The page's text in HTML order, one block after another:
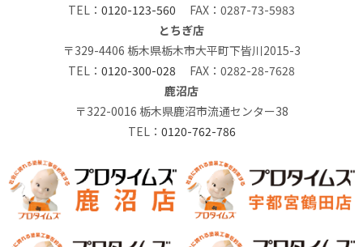
TEL： 0120-123-560 FAX：0287-73-5983
とちぎ店
〒329-4406 栃木県栃木市大平町下皆川2015-3
TEL： 0120-300-028 FAX：0282-28-7628
鹿沼店
〒322-0016 栃木県鹿沼市流通センター38
TEL： 0120-762-786